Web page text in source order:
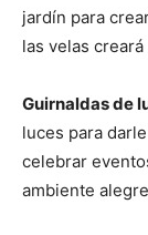
jardín para
las velas
Guirnaldas de
luces para
celebrar
ambiente